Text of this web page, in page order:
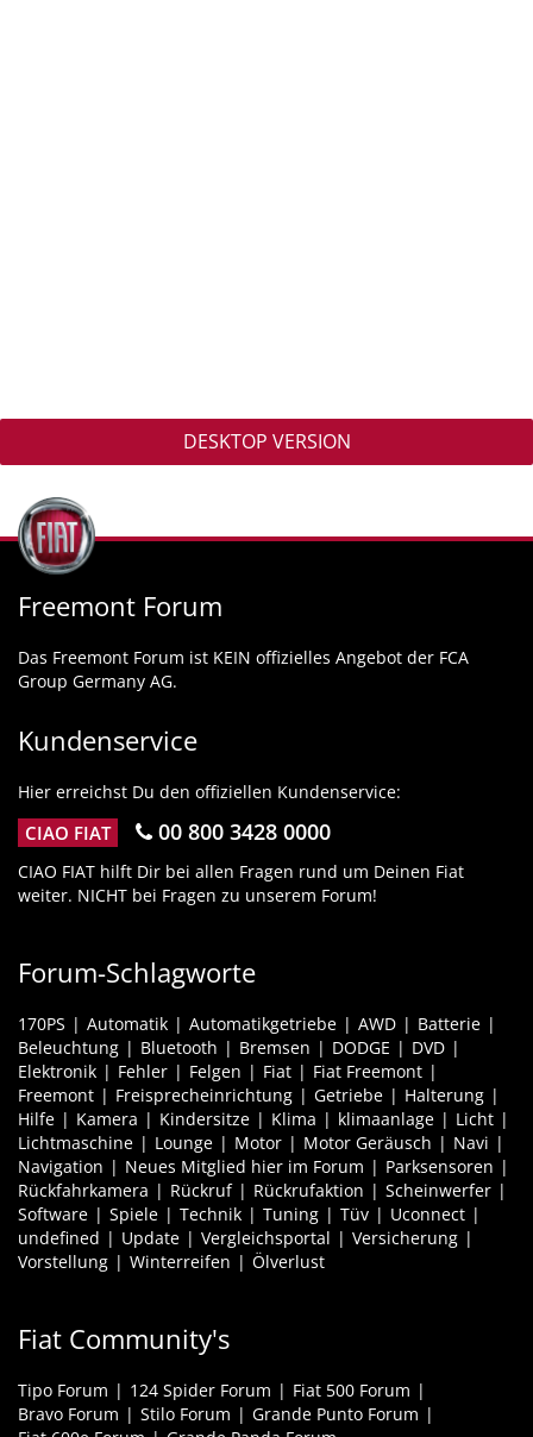
DESKTOP VERSION
Freemont Forum
Das Freemont Forum ist KEIN offizielles Angebot der FCA
Group Germany AG.
Kundenservice
Hier erreichst Du den offiziellen Kundenservice:
CIAO FIAT 00 800 3428 0000
CIAO FIAT hilft Dir bei allen Fragen rund um Deinen Fiat
weiter. NICHT bei Fragen zu unserem Forum!
Forum-Schlagworte
170PS Automatik Automatikgetriebe AWD
Batterie
Beleuchtung
Bluetooth Bremsen DODGE
DVD
Elektronik
Fehler Felgen Fiat
Fiat Freemont
Freemont
Freisprecheinrichtung Getriebe
Halterung
Hilfe
Kamera Kindersitze Klima klimaanlage
Licht
Lichtmaschine
Lounge Motor Motor Geräusch
Navi
Navigation
Neues Mitglied hier im Forum
Parksensoren
Rückfahrkamera
Rückruf Rückrufaktion
Scheinwerfer
Software
Spiele Technik Tuning Tüv
Uconnect
undefined
Update Vergleichsportal
Versicherung
Vorstellung
Winterreifen Ölverlust
Fiat Community's
Tipo Forum 124 Spider Forum
Fiat 500 Forum
Bravo Forum
Stilo Forum
Grande Punto Forum